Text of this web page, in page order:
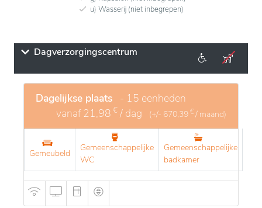
u) Wasserij (niet inbegrepen)
Dagverzorgingscentrum
Dagelijkse plaats - 15 eenheden
vanaf21,98 € / dag (+/- 670,39 € / maand)
Gemeubeld
Gemeenschappelijke
WC
Gemeenschappelijke
badkamer